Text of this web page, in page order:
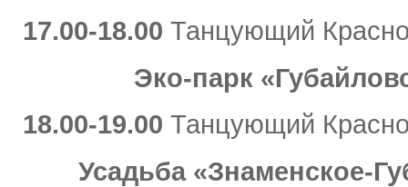
17.00-18.00 Танцующий
Эко-парк
18.00-19.00 Танцующий
Усадьба «Знаменское-